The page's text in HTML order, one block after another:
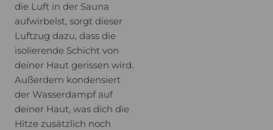
die Luft in der Sauna
aufwirbelst, sorgt dieser
Luftzug dazu, dass die
isolierende Schicht von
deiner Haut gerissen wird.
Außerdem kondensiert
der Wasserdampf auf
deiner Haut, was dich die
Hitze zusätzlich noch